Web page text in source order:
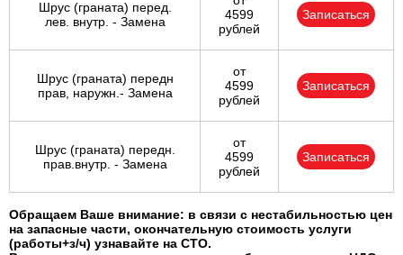
Шрус (граната) перед.
лев. внутр. - Замена
4599
рублей
Записаться
Шрус (граната) передн
прав, наружн.- Замена
от
4599
рублей
Записаться
Шрус (граната) передн.
прав.внутр. - Замена
от
4599
рублей
Записаться
Обращаем Ваше внимание: в связи с нестабильностью цен
на запасные части, окончательную стоимость услуги
(работы+з/ч) узнавайте на СТО.